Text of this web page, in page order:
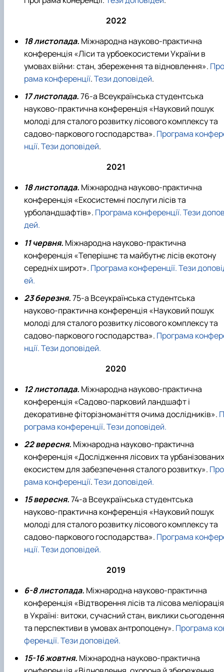
2022
18 листопада. Міжнародна науково-практична
конференція «Ліси та урбоекосистеми України в
умовах війни: стан, збереження та відновлення».
рама конференції.Тези доповідей.
17 листопада.76-а Всеукраїнська студентська
науково-практична конференція «Науковий пошук
молоді для сталого розвитку лісового комплексу та
садово-паркового господарства». Програма
нції.Тези доповідей.
2021
18 листопада. Міжнародна науково-практична
конференція «Екосистемні послуги лісів та
урболандшафтів». Програма конференції.Тези
дей.
11 червня. Міжнародна науково-практична
конференція «Теперішнє та майбутнє лісів екотону
середніх широт». Програма конференції.Тези
ей.
23 березня.75-а Всеукраїнська студентська
науково-практична конференція «Науковий пошук
молоді для сталого розвитку лісового комплексу та
садово-паркового господарства». Програма
нції.Тези доповідей.
2020
12 листопада. Міжнародна науково-практична
конференція «Садово-парковий ландшафт і
декоративне фіторізноманіття очима дослідників». П
рограма конференції.Тези доповідей.
22 вересня. Міжнародна науково-практична
конференція «Дослідження лісових та урбанізованих
екосистем для забезпечення сталого розвитку».
рама конференції.Тези доповідей.
15 вересня.74-а Всеукраїнська студентська
науково-практична конференція «Науковий пошук
молоді для сталого розвитку лісового комплексу та
садово-паркового господарства». Програма
нції.Тези доповідей.
2019
6-8 листопада. Міжнародна науково-практична
конференція «Відтворення лісів та лісова меліорація
в Україні: витоки, сучасний стан, виклики сьогодення
та перспективи в умовах антропоцену». Програма
ференції.Тези доповідей.
15-16 жовтня. Міжнародна науково-практична